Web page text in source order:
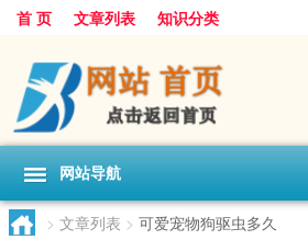
首 页 文章列表 知识分类
网站导航
> 文章列表 > 可爱宠物狗驱虫多久